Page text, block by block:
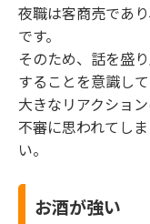
夜職は客商売であ
です。
そのため、話を盛
することを意識し
大きなリアクショ
不審に思われてし
い。
お酒が強い